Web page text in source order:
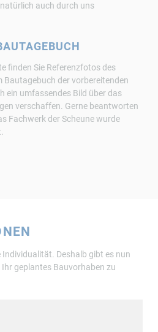
auch durch uns
finden Sie Referenzfotos des
Bautagebuch der vorbereitenden
ein umfassendes Bild über das
verschaffen. Gerne beantworten
Fachwerk der Scheune wurde
Individualität. Deshalb gibt es nun
Ihr geplantes Bauvorhaben zu